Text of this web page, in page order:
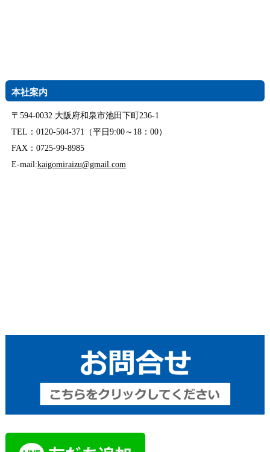
本社案内
〒594-0032 大阪府和泉市池田下町236-1
TEL：0120-504-371（平日9:00～18：00）
FAX：0725-99-8985
E-mail:kaigomiraizu@gmail.com